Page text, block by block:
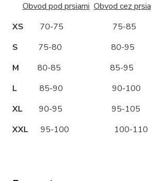
Obvod pod prsiami Obvod cez prsia
XS 70-75 75-85
S 75-80 80-95
M 80-85 85-95
L85-90 90-100
XL90-95 95-105
XXL95-100 100-110